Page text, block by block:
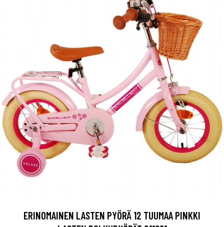
ERINOMAINEN LASTEN PYÖRÄ 12 TUUMAA PINKKI